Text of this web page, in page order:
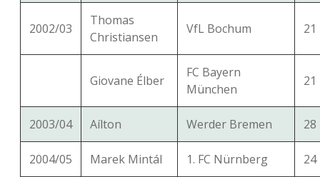
2002/03
Thomas
Christiansen
VfL Bochum 21
Giovane Élber
FC Bayern
München
21
2003/04 Aílton Werder Bremen 28
2004/05 Marek Mintál 1. FC Nürnberg 24